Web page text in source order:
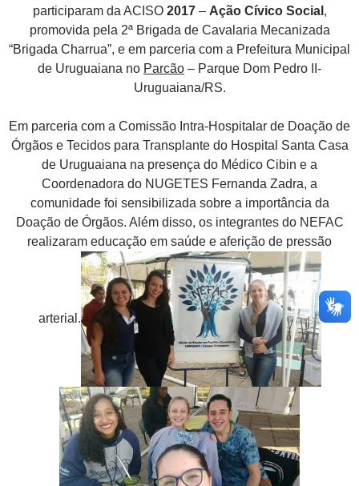
participaram da ACISO2017– Ação Cívico Social ,
promovida pela 2ª Brigada de Cavalaria Mecanizada
“Brigada Charrua”, e em parceria com a Prefeitura Municipal
de Uruguaiana no Parcão – Parque Dom Pedro II-
Uruguaiana/RS.
Em parceria com a Comissão Intra-Hospitalar de Doação de
Órgãos e Tecidos para Transplante do Hospital Santa Casa
de Uruguaiana na presença do Médico Cibin e a
Coordenadora do NUGETES Fernanda Zadra, a
comunidade foi sensibilizada sobre a importância da
Doação de Órgãos. Além disso, os integrantes do NEFAC
realizaram educação em saúde e aferição de pressão
arterial.